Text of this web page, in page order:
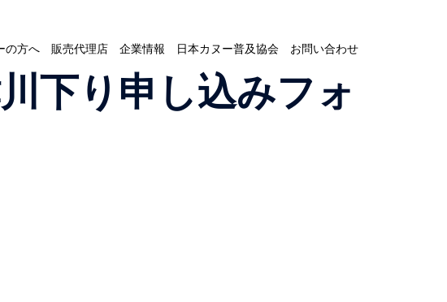
の方へ 販売代理店 企業情報 日本カヌー普及協会 お問い合わせ
下り申し込みフォ